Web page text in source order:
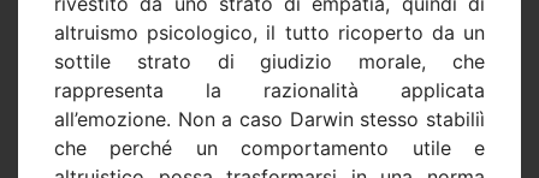
altruismo psicologico, il tutto ricoperto da un
sottile strato di giudizio morale, che
rappresenta la razionalità applicata
all’emozione. Non a caso Darwin stesso stabiliì
che perché un comportamento utile e